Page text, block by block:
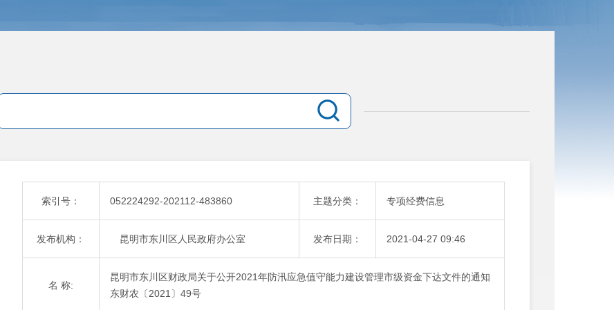
索引号： 052224292-202112-483860 主题分类： 专项经费信息
发布机构： 昆明市东川区人民政府办公室 发布日期： 2021-04-27 09:46
名 称:
昆明市东川区财政局关于公开2021年防汛应急值守能力建设管理市级资金下达文件的通知
东财农〔2021〕49号